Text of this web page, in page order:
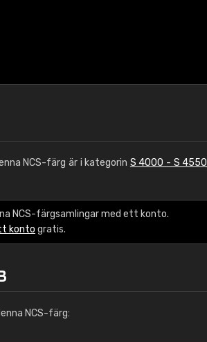
NCS-färg är i kategorin S 4000 - S 4550
NCS-färgsamlingar med ett konto.
konto gratis.
NCS-färg: